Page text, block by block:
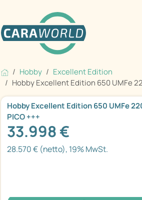
Hobby
Excellent Edition
Hobby Excellent Edition 650 UMFe
Hobby Excellent Edition 650 UMFe
PICO +++
33.998 €
28.570 € (netto), 19% MwSt.